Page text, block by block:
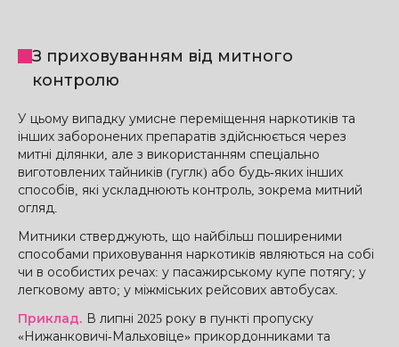
З приховуванням від митного
контролю
У цьому випадку умисне переміщення наркотиків та
інших заборонених препаратів здійснюється через
митні ділянки, але з використанням спеціально
виготовлених тайників (гуглк) або будь-яких інших
способів, які ускладнюють контроль, зокрема митний
огляд.
Митники стверджують, що найбільш поширеними
способами приховування наркотиків являються на собі
чи в особистих речах: у пасажирському купе потягу; у
легковому авто; у міжміських рейсових автобусах.
Приклад. В липні 2025 року в пункті пропуску
«Нижанковичі-Мальховіце» прикордонниками та